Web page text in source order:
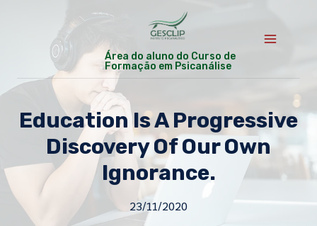
Área do aluno do Curso de
Formação em Psicanálise
Education Is A Progressive
Discovery Of Our Own
Ignorance.
23/11/2020